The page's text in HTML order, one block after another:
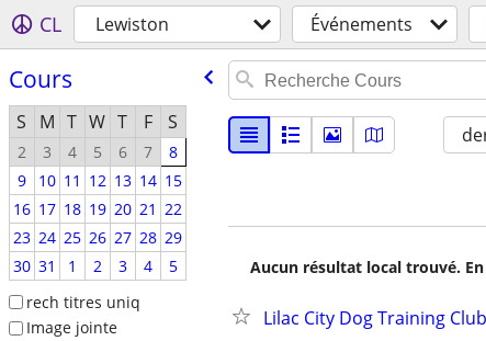
CL Lewiston Événements
Cours
S M T W T F S
2 3 4 5 6 7
8
9
10 11 12 13 14 15
16 17 18 19 20 21 22
23 24 25 26 27 28 29
30 31 1 2 3 4
5
rech titres uniq
Image jointe
Aucun résultat local trouvé.
Lilac City Dog Training